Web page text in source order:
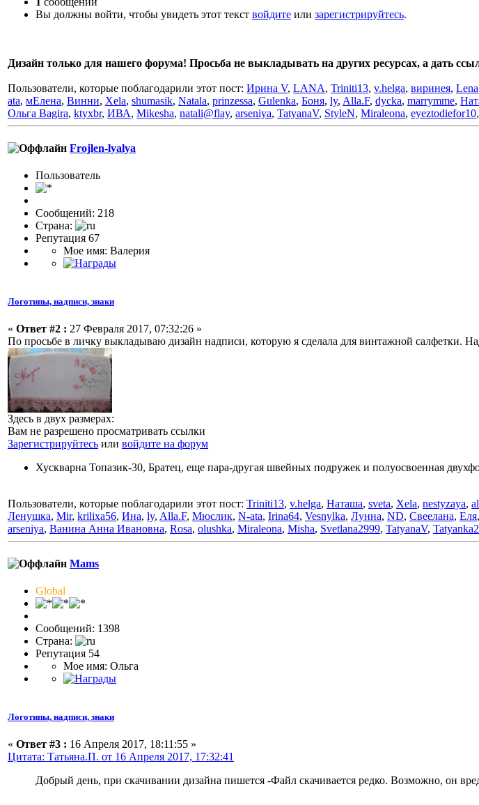
Вы должны войти, чтобы увидеть этот текст войдите или зарегистрируйтесь.
Дизайн только для нашего форума! Просьба не выкладывать на других ресурсах, а дать
Пользователи, которые поблагодарили этот пост: Ирина V, LANA, Triniti13, v.helga, виринея, Lena
ata, мЕлена, Винни, Xela, shumasik, Natala, prinzessa, Gulenka, Боня, ly, Alla.F, dycka, marrymme,
Ольга Bagira, ktyxbr, ИВА, Mikesha, natali@flay, arseniya, TatyanaV, StyleN, Miraleona, eyeztodiefor10,
Frojlen-lyalya
Пользовaтeль
Сообщений: 218
Страна:
Репутация 67
Мое имя: Валерия
Логотипы, надписи, знаки
« Ответ #2 : 27 Февраля 2017, 07:32:26 »
По просьбе в личку выкладываю дизайн надписи, которую я сделала для винтажной салфетки.
Здесь в двух размерах:
Вам не разрешено просматривать ссылки
Зарегистрируйтесь или войдите на форум
Хускварна Топазик-30, Братец, еще пара-другая швейных подружек и полуосвоенная
Пользователи, которые поблагодарили этот пост: Triniti13, v.helga, Наташа, sveta, Xela, nestyzaya,
Ленушка, Mir, krilixa56, Ина, ly, Alla.F, Мюслик, N-ata, Irina64, Vesnylka, Лунна, ND, Свеелана, Еля,
arseniya, Ванина Анна Ивановна, Rosa, olushka, Miraleona, Misha, Svetlana2999, TatyanaV,
Mams
Global
Сообщений: 1398
Страна:
Репутация 54
Мое имя: Ольга
Логотипы, надписи, знаки
« Ответ #3 : 16 Апреля 2017, 18:11:55 »
Цитата: Татьяна.П. от 16 Апреля 2017, 17:32:41
Добрый день, при скачивании дизайна пишется -Файл скачивается редко. Возможно, он